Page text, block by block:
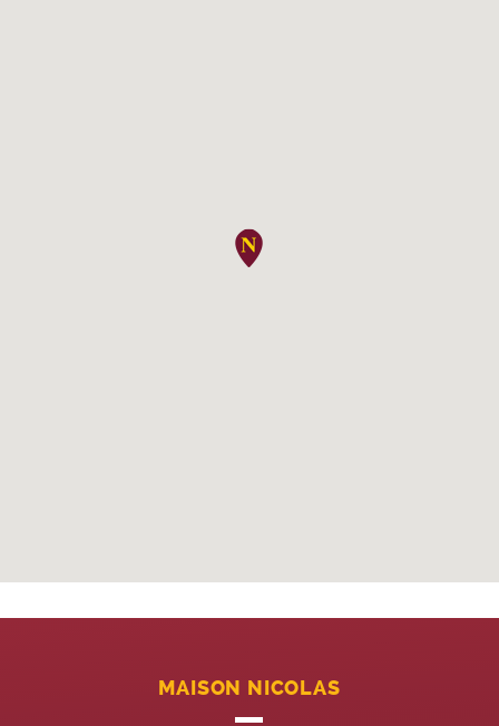
MAISON NICOLAS